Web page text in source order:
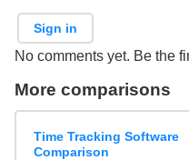
Sign in
No comments yet. Be the
More comparisons
Time Tracking Software
Comparison